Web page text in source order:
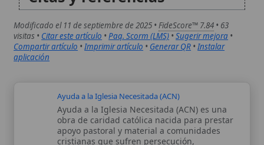
Autor:Comité editorial
Artículo supervisado por el Comité
editorial de Wikitólica. Las afirmaciones
teológicos, documentos históricos, actas
de concilios, encíclicas, fuentes
magisteriales y documentos oficiales de
la Iglesia.Proceso editorial →